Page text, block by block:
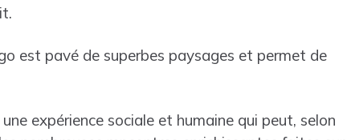
est pavé de superbes paysages et permet de
expérience sociale et humaine qui peut, selon